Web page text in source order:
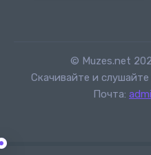
© Muzes.net
Скачивайте и
Почта: